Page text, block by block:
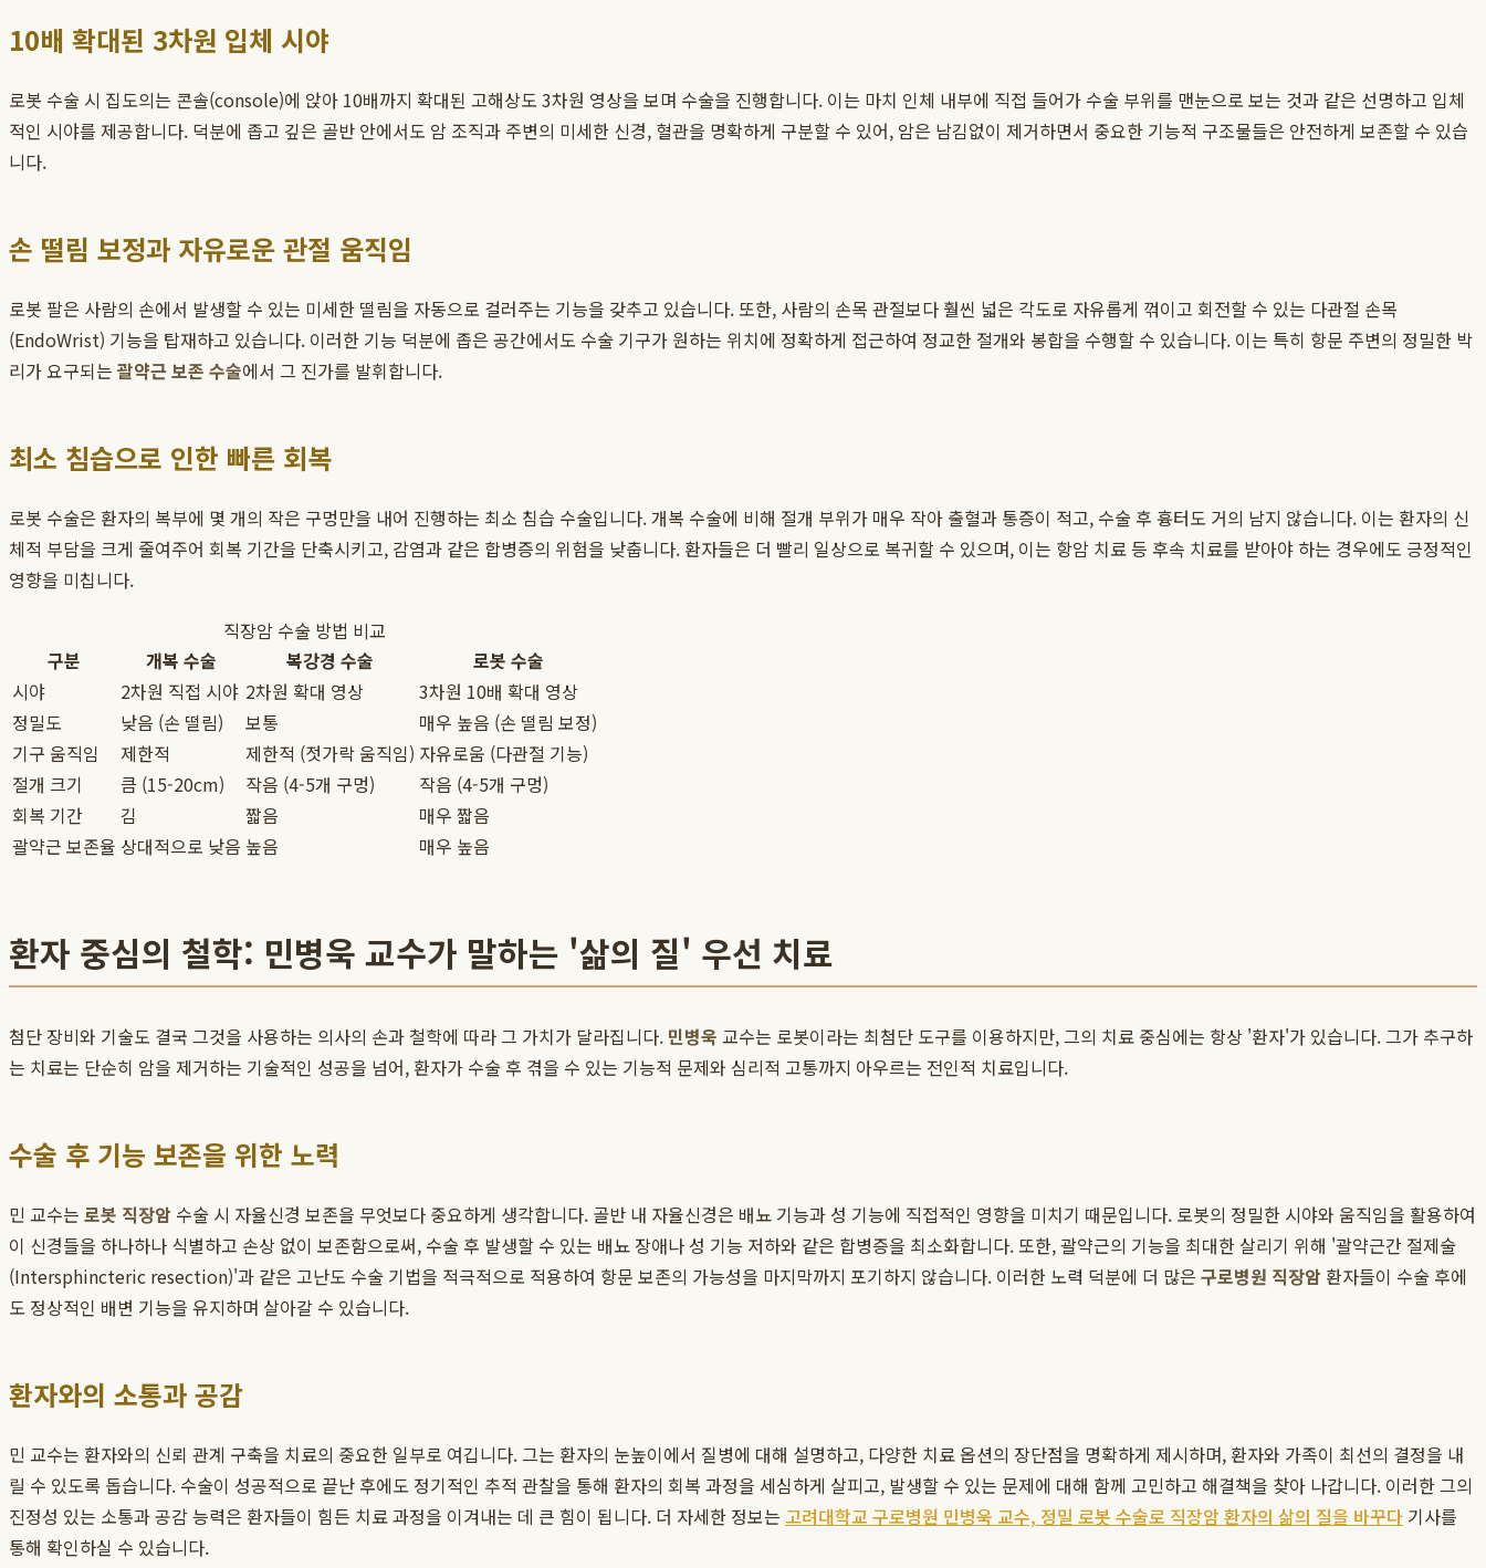
10배 확대된 3차원 입체 시야
로봇 수술 시 집도의는 콘솔(console)에 앉아 10배까지 확대된 고해상도 3차원 영상을 보며 수술을 진행합니다. 이는 마치 인체 내부에 직접 들어가 수술 부위를 맨눈으로 보는 것과 같은 선명하고 입체
적인 시야를 제공합니다. 덕분에 좁고 깊은 골반 안에서도 암 조직과 주변의 미세한 신경, 혈관을 명확하게 구분할 수 있어, 암은 남김없이 제거하면서 중요한 기능적 구조물들은 안전하게 보존할 수 있습
니다.
손 떨림 보정과 자유로운 관절 움직임
로봇 팔은 사람의 손에서 발생할 수 있는 미세한 떨림을 자동으로 걸러주는 기능을 갖추고 있습니다. 또한, 사람의 손목 관절보다 훨씬 넓은 각도로 자유롭게 꺾이고 회전할 수 있는 다관절 손목
(EndoWrist) 기능을 탑재하고 있습니다. 이러한 기능 덕분에 좁은 공간에서도 수술 기구가 원하는 위치에 정확하게 접근하여 정교한 절개와 봉합을 수행할 수 있습니다. 이는 특히 항문 주변의 정밀한 박
리가 요구되는 괄약근 보존 수술에서 그 진가를 발휘합니다.
최소 침습으로 인한 빠른 회복
로봇 수술은 환자의 복부에 몇 개의 작은 구멍만을 내어 진행하는 최소 침습 수술입니다. 개복 수술에 비해 절개 부위가 매우 작아 출혈과 통증이 적고, 수술 후 흉터도 거의 남지 않습니다. 이는 환자의 신
체적 부담을 크게 줄여주어 회복 기간을 단축시키고, 감염과 같은 합병증의 위험을 낮춥니다. 환자들은 더 빨리 일상으로 복귀할 수 있으며, 이는 항암 치료 등 후속 치료를 받아야 하는 경우에도 긍정적인
영향을 미칩니다.
직장암 수술 방법 비교
구분
개복 수술 복강경 수술
로봇 수술
시야
2차원 직접 시야 2차원 확대 영상
3차원 10배 확대 영상
정밀도
낮음 (손 떨림) 보통
매우 높음 (손 떨림 보정)
기구 움직임
제한적 제한적 (젓가락 움직임) 자유로움 (다관절 기능)
절개 크기
큼 (15-20cm) 작음 (4-5개 구멍)
작음 (4-5개 구멍)
회복 기간
김 짧음
매우 짧음
괄약근 보존율 상대적으로 낮음 높음 매우 높음
환자 중심의 철학: 민병욱 교수가 말하는 '삶의 질' 우선 치료
첨단 장비와 기술도 결국 그것을 사용하는 의사의 손과 철학에 따라 그 가치가 달라집니다. 민병욱 교수는 로봇이라는 최첨단 도구를 이용하지만, 그의 치료 중심에는 항상 '환자'가 있습니다. 그가 추구하
는 치료는 단순히 암을 제거하는 기술적인 성공을 넘어, 환자가 수술 후 겪을 수 있는 기능적 문제와 심리적 고통까지 아우르는 전인적 치료입니다.
수술 후 기능 보존을 위한 노력
민 교수는 로봇 직장암 수술 시 자율신경 보존을 무엇보다 중요하게 생각합니다. 골반 내 자율신경은 배뇨 기능과 성 기능에 직접적인 영향을 미치기 때문입니다. 로봇의 정밀한 시야와 움직임을 활용하여
이 신경들을 하나하나 식별하고 손상 없이 보존함으로써, 수술 후 발생할 수 있는 배뇨 장애나 성 기능 저하와 같은 합병증을 최소화합니다. 또한, 괄약근의 기능을 최대한 살리기 위해 '괄약근간 절제술
(Intersphincteric resection)'과 같은 고난도 수술 기법을 적극적으로 적용하여 항문 보존의 가능성을 마지막까지 포기하지 않습니다. 이러한 노력 덕분에 더 많은 구로병원 직장암 환자들이 수술 후에
도 정상적인 배변 기능을 유지하며 살아갈 수 있습니다.
환자와의 소통과 공감
민 교수는 환자와의 신뢰 관계 구축을 치료의 중요한 일부로 여깁니다. 그는 환자의 눈높이에서 질병에 대해 설명하고, 다양한 치료 옵션의 장단점을 명확하게 제시하며, 환자와 가족이 최선의 결정을 내
릴 수 있도록 돕습니다. 수술이 성공적으로 끝난 후에도 정기적인 추적 관찰을 통해 환자의 회복 과정을 세심하게 살피고, 발생할 수 있는 문제에 대해 함께 고민하고 해결책을 찾아 나갑니다. 이러한 그의
진정성 있는 소통과 공감 능력은 환자들이 힘든 치료 과정을 이겨내는 데 큰 힘이 됩니다. 더 자세한 정보는 고려대학교 구로병원 민병욱 교수, 정밀 로봇 수술로 직장암 환자의 삶의 질을 바꾸다 기사를
통해 확인하실 수 있습니다.